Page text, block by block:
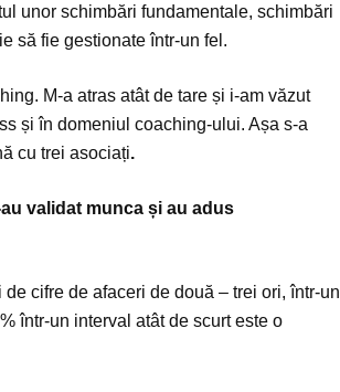
unor schimbări fundamentale, schimbări
să fie gestionate într-un fel.
M-a atras atât de tare și i-am văzut
și în domeniul coaching-ului. Așa s-a
cu trei asociați.
validat munca și au adus
cifre de afaceri de două – trei ori, într-un
într-un interval atât de scurt este o